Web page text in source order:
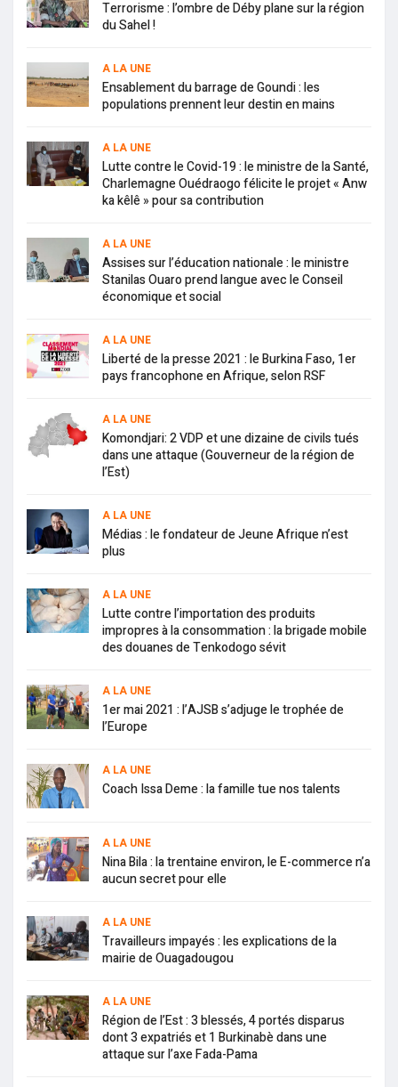
Terrorisme : l’ombre de Déby plane sur la région
du Sahel !
A LA UNE
Ensablement du barrage de Goundi : les
populations prennent leur destin en mains
A LA UNE
Lutte contre le Covid-19 : le ministre de la Santé,
Charlemagne Ouédraogo félicite le projet « Anw
ka kêlê » pour sa contribution
A LA UNE
Assises sur l’éducation nationale : le ministre
Stanilas Ouaro prend langue avec le Conseil
économique et social
A LA UNE
Liberté de la presse 2021 : le Burkina Faso, 1er
pays francophone en Afrique, selon RSF
A LA UNE
Komondjari: 2 VDP et une dizaine de civils tués
dans une attaque (Gouverneur de la région de
l’Est)
A LA UNE
Médias : le fondateur de Jeune Afrique n’est
plus
A LA UNE
Lutte contre l’importation des produits
impropres à la consommation : la brigade mobile
des douanes de Tenkodogo sévit
A LA UNE
1er mai 2021 : l’AJSB s’adjuge le trophée de
l’Europe
A LA UNE
Coach Issa Deme : la famille tue nos talents
A LA UNE
Nina Bila : la trentaine environ, le E-commerce n’a
aucun secret pour elle
A LA UNE
Travailleurs impayés : les explications de la
mairie de Ouagadougou
A LA UNE
Région de l’Est : 3 blessés, 4 portés disparus
dont 3 expatriés et 1 Burkinabè dans une
attaque sur l’axe Fada-Pama